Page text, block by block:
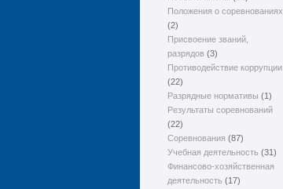
Положения о соревнованиях
(2)
Присвоение званий,
разрядов(3)
Противодействие коррупции
(22)
Разрядные нормативы (1)
Результаты соревнований
(22)
Соревнования (87)
Учебная деятельность (31)
Финансово-хозяйственная
деятельность (17)